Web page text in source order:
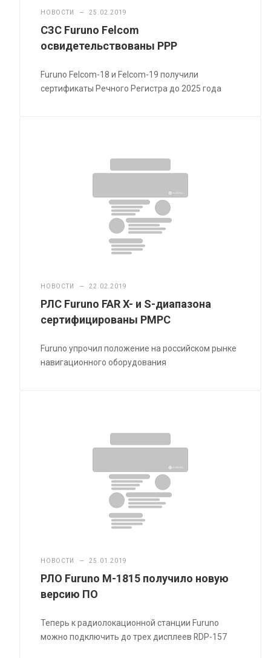
НОВОСТИ — 25.02.2019
СЗС Furuno Felcom
освидетельствованы РРР
Furuno Felcom-18 и Felcom-19 получили
сертификаты Речного Регистра до 2025 года
НОВОСТИ — 22.02.2019
РЛС Furuno FAR X- и S-диапазона
сертифицированы РМРС
Furuno упрочил положение на российском рынке
навигационного оборудования
НОВОСТИ — 25.01.2019
РЛО Furuno M-1815 получило новую
версию ПО
Теперь к радиолокационной станции Furuno
можно подключить до трех дисплеев RDP-157